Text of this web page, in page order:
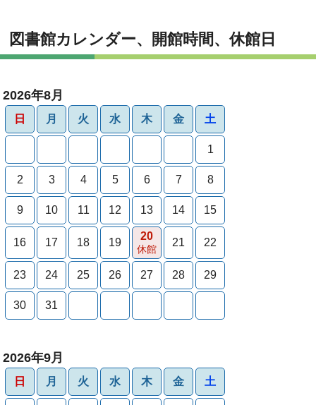
図書館カレンダー、開館時間、休館日
2026年8月
日 月 火 水 木 金 土
1
2 3 4 5 6 7 8
9 10 11 12 13 14 15
16 17 18 19
20
休館
21 22
23 24 25 26 27 28 29
30 31
2026年9月
日 月 火 水 木 金 土